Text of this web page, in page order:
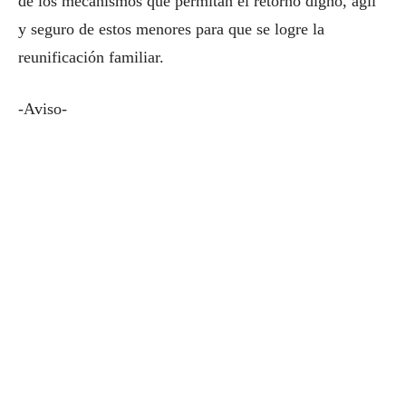
y seguro de estos menores para que se logre la
reunificación familiar.
-Aviso-